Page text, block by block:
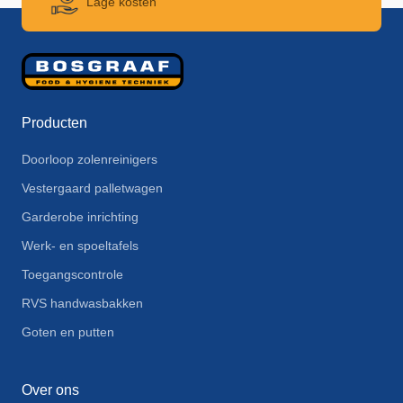
Producten
Doorloop zolenreinigers
Vestergaard palletwagen
Garderobe inrichting
Werk- en spoeltafels
Toegangscontrole
RVS handwasbakken
Goten en putten
Over ons